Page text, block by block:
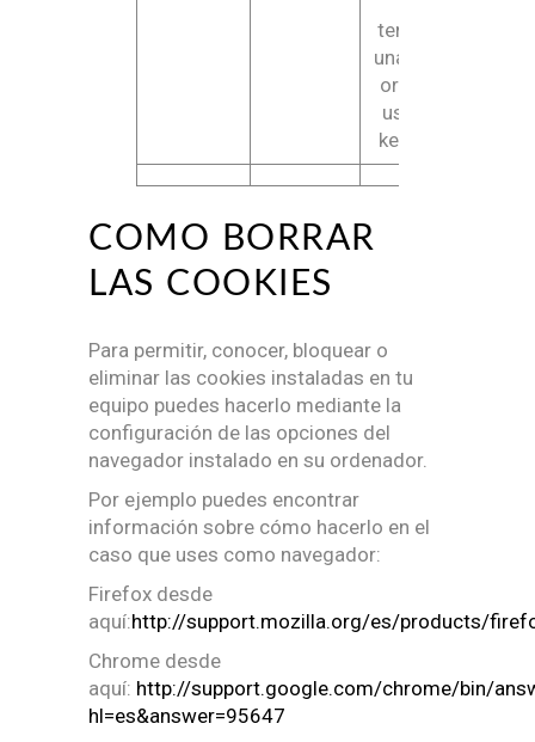
terminado
una sesión,
origen del
usuario, y
keywords.
COMO BORRAR
LAS COOKIES
Para permitir, conocer, bloquear o
eliminar las cookies instaladas en tu
equipo puedes hacerlo mediante la
configuración de las opciones del
navegador instalado en su ordenador.
Por ejemplo puedes encontrar
información sobre cómo hacerlo en el
caso que uses como navegador:
Firefox desde
aquí:http://support.mozilla.org/es/products/
Chrome desde
aquí: http://support.google.com/chrome/bin/
hl=es&answer=95647